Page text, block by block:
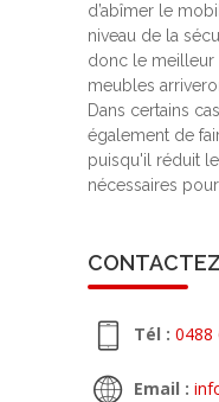
d’abîmer le
niveau de la
donc le meilleur
meubles
Dans certains
également de
puisqu'il réduit
nécessaires
Tél : 0488
Email :